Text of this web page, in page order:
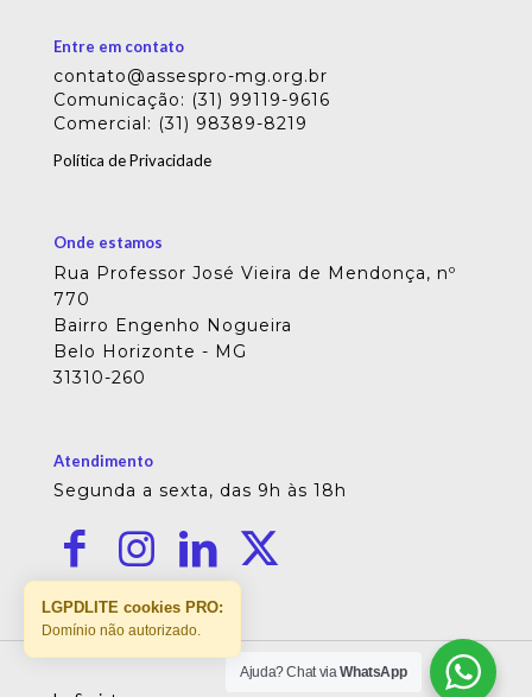
Entre em contato
contato@assespro-mg.org.br
Comunicação: (31) 99119-9616
Comercial: (31) 98389-8219
Política de Privacidade
Onde estamos
Rua Professor José Vieira de Mendonça, nº
770
Bairro Engenho Nogueira
Belo Horizonte - MG
31310-260
Atendimento
Segunda a sexta, das 9h às 18h
Ajuda? Chat viaWhatsApp
LGPDLITE cookies PRO:
Domínio não autorizado.